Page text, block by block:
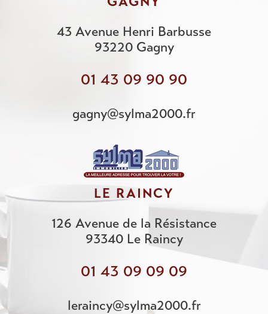
43 Avenue Henri Barbusse
93220 Gagny
01 43 09 90 90
gagny@sylma2000.fr
LE RAINCY
126 Avenue de la Résistance
93340 Le Raincy
01 43 09 09 09
leraincy@sylma2000.fr